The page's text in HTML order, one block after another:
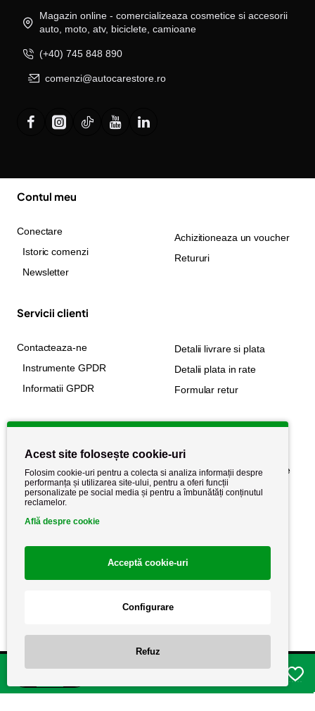
Magazin online - comercializeaza cosmetice si accesorii
auto, moto, atv, biciclete, camioane
(+40) 745 848 890
comenzi@autocarestore.ro
Contul meu
Conectare
Istoric comenzi
Newsletter
Achizitioneaza un voucher
Retururi
Servicii clienti
Contacteaza-ne
Instrumente GPDR
Informatii GPDR
Detalii livrare si plata
Detalii plata in rate
Formular retur
Despre noi
Stiri si noutati
Politica de confidențialitate
Politica de retur
Acest site folosește cookie-uri
Folosim cookie-uri pentru a colecta si analiza informații despre
performanța și utilizarea site-ului, pentru a oferi funcții
personalizate pe social media și pentru a îmbunătăți conținutul
reclamelor.
Află despre cookie
Acceptă cookie-uri
Configurare
Refuz